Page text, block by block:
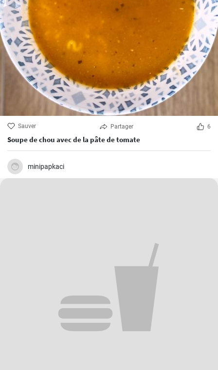
Sauver Partager 6
Soupe de chou avec de la pâte de tomate
minipapkaci